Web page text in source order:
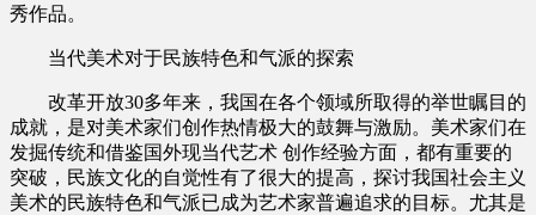
秀作品。
当代美术对于民族特色和气派的探索
改革开放30多年来，我国在各个领域所取得的举世瞩目的
成就，是对美术家们创作热情极大的鼓舞与激励。美术家们在
发掘传统和借鉴国外现当代艺术 创作经验方面，都有重要的
突破，民族文化的自觉性有了很大的提高，探讨我国社会主义
美术的民族特色和气派已成为艺术家普遍追求的目标。尤其是